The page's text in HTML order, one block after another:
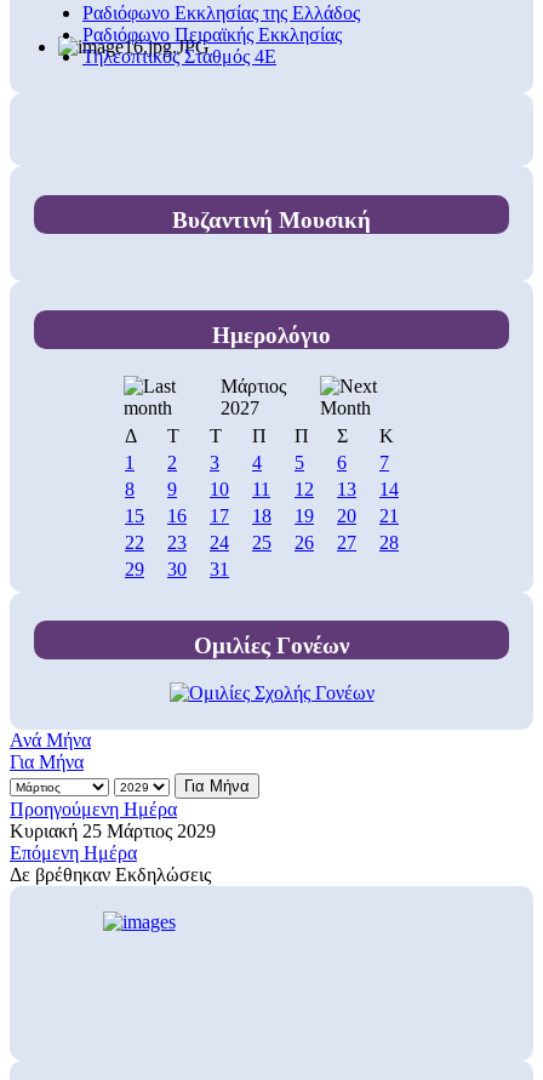
Ραδιόφωνο Εκκλησίας της Ελλάδος
Ραδιόφωνο Πειραϊκής Εκκλησίας
Τηλεοπτικός Σταθμός 4Ε
Βυζαντινή Μουσική
Ημερολόγιο
Μάρτιος
2027
Δ
Τ Τ Π Π Σ
Κ
1
2 3 4 5 6
7
8
9 10 11 12 13
14
15
16 17 18 19 20
21
22
23 24 25 26 27
28
29
30 31
Ομιλίες Γονέων
Ανά Μήνα
Για Μήνα
Για Μήνα
Προηγούμενη Ημέρα
Κυριακή 25 Μάρτιος 2029
Επόμενη Ημέρα
Δε βρέθηκαν Εκδηλώσεις